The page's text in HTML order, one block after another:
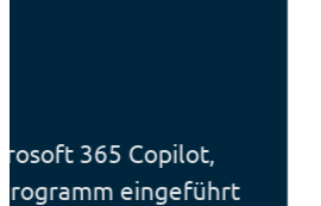
Copilot,
eingeführt
Ich